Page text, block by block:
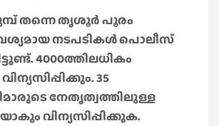
തന്നെ തൃശൂർ പൂരം
നടപടികൾ പൊലീസ്
4000ത്തിലധികം
35
നേതൃത്വത്തിലുള്ള
വിന്യസിപ്പിക്കുക.